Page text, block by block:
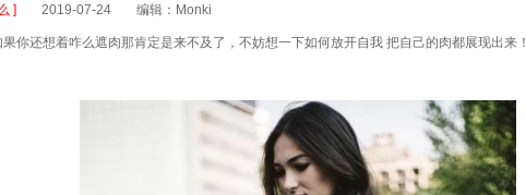
] 2019-07-24 编辑：Monki
你还想着咋么遮肉那肯定是来不及了，不妨想一下如何放开自我 把自己的肉都展现出来！